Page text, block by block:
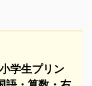
学生プリン